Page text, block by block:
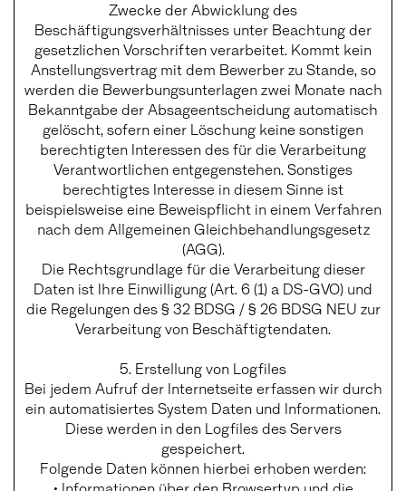
Zwecke der Abwicklung des
Beschäftigungsverhältnisses unter Beachtung der
gesetzlichen Vorschriften verarbeitet. Kommt kein
Anstellungsvertrag mit dem Bewerber zu Stande, so
werden die Bewerbungsunterlagen zwei Monate nach
Bekanntgabe der Absageentscheidung automatisch
gelöscht, sofern einer Löschung keine sonstigen
berechtigten Interessen des für die Verarbeitung
Verantwortlichen entgegenstehen. Sonstiges
berechtigtes Interesse in diesem Sinne ist
beispielsweise eine Beweispflicht in einem Verfahren
nach dem Allgemeinen Gleichbehandlungsgesetz
(AGG).
Die Rechtsgrundlage für die Verarbeitung dieser
Daten ist Ihre Einwilligung (Art. 6 (1) a DS-GVO) und
die Regelungen des § 32 BDSG / § 26 BDSG NEU zur
Verarbeitung von Beschäftigtendaten.
5. Erstellung von Logfiles
Bei jedem Aufruf der Internetseite erfassen wir durch
ein automatisiertes System Daten und Informationen.
Diese werden in den Logfiles des Servers
gespeichert.
Folgende Daten können hierbei erhoben werden: